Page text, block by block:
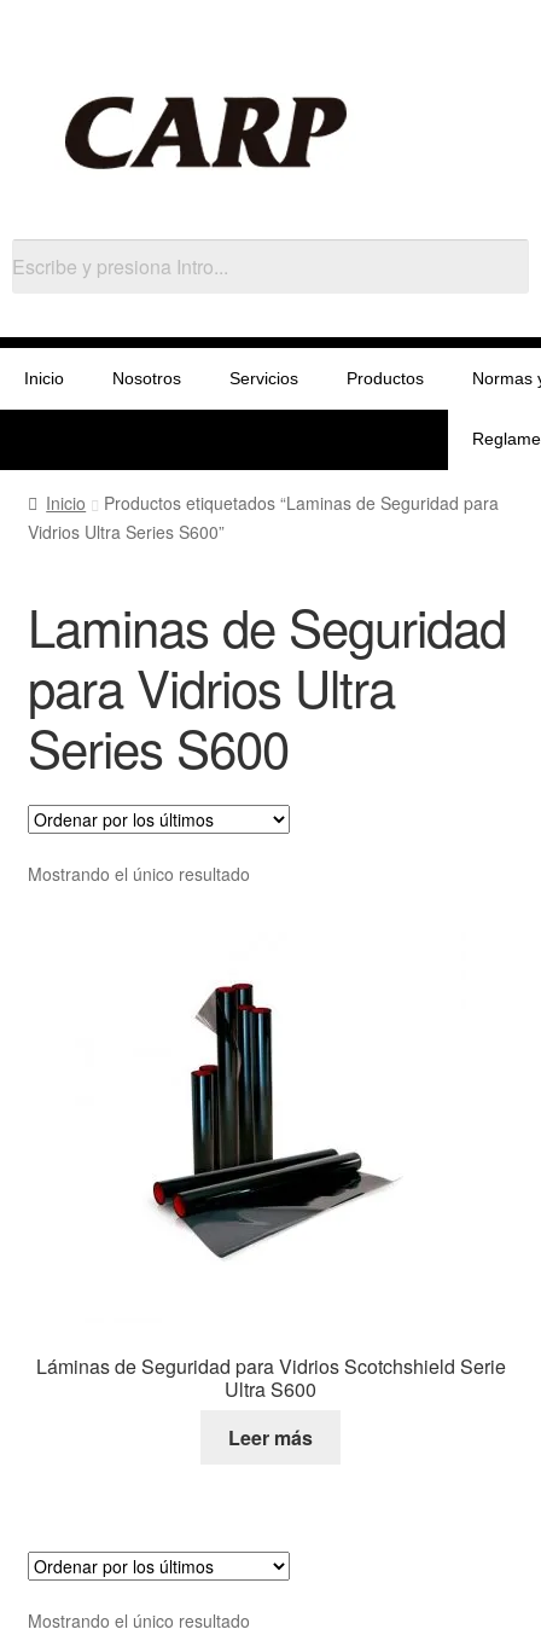
Inicio Nosotros Servicios Productos Normas
Inicio
Productos etiquetados “Laminas de Seguridad para
Vidrios Ultra Series S600”
Laminas de Seguridad
para Vidrios Ultra
Series S600
Mostrando el único resultado
Láminas de Seguridad para Vidrios Scotchshield Serie
Ultra S600
Leer más
Mostrando el único resultado